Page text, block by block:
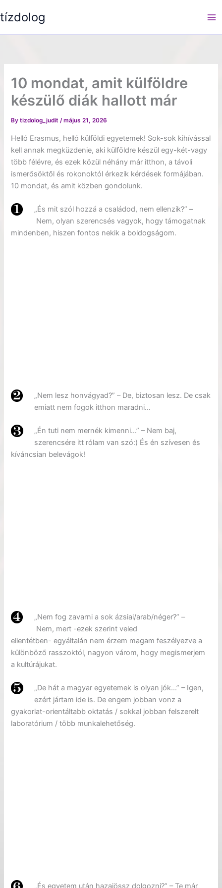
to
tízdolog
10 mondat, amit külföldre
készülő diák hallott már
Bytizdolog_judit/május 21, 2026
Helló Erasmus, helló külföldi egyetemek! Sok-sok kihívással
kell annak megküzdenie, aki külföldre készül egy-két-vagy
több félévre, és ezek közül néhány már itthon, a távoli
ismerősöktől és rokonoktól érkezik kérdések formájában.
10 mondat, és amit közben gondolunk.
„És mit szól hozzá a családod, nem ellenzik?” –
Nem, olyan szerencsés vagyok, hogy támogatnak
mindenben, hiszen fontos nekik a boldogságom.
„Nem lesz honvágyad?” – De, biztosan lesz. De csak
emiatt nem fogok itthon maradni…
„Én tuti nem mernék kimenni…” – Nem baj,
szerencsére itt rólam van szó:) És én szívesen és
kíváncsian belevágok!
„Nem fog zavarni a sok ázsiai/arab/néger?” –
Nem, mert -ezek szerint veled
ellentétben- egyáltalán nem érzem magam feszélyezve a
különböző rasszoktól, nagyon várom, hogy megismerjem
a kultúrájukat.
„De hát a magyar egyetemek is olyan jók…” – Igen,
ezért jártam ide is. De engem jobban vonz a
gyakorlat-orientáltabb oktatás / sokkal jobban felszerelt
laboratórium / több munkalehetőség.
„És egyetem után hazajössz dolgozni?” – Te már